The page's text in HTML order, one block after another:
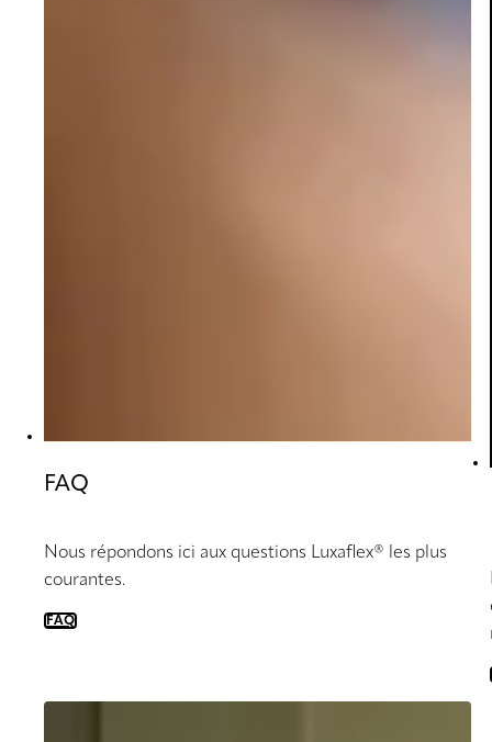
FAQ
Nous répondons ici aux questions Luxaflex® les plus
courantes.
FAQ